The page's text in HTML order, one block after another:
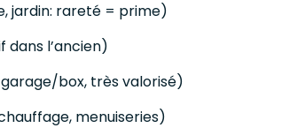
jardin: rareté = prime)
dans l’ancien)
box, très valorisé)
menuiseries)